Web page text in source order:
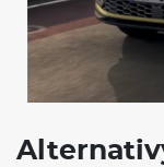
Pojištění skel
Operativní leasing
podnikatele, firmy
financování vám
modelů, od
Combi až po